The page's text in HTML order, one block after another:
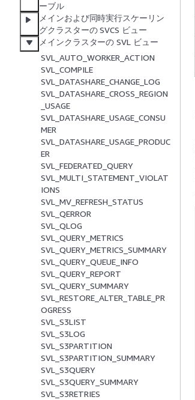
ーブル
メインおよび同時実行スケーリン
グクラスターの SVCS ビュー
メインクラスターの SVL ビュー
SVL_AUTO_WORKER_ACTION
SVL_COMPILE
SVL_DATASHARE_CHANGE_LOG
SVL_DATASHARE_CROSS_REGION
_USAGE
SVL_DATASHARE_USAGE_CONSU
MER
SVL_DATASHARE_USAGE_PRODUC
ER
SVL_FEDERATED_QUERY
SVL_MULTI_STATEMENT_VIOLAT
IONS
SVL_MV_REFRESH_STATUS
SVL_QERROR
SVL_QLOG
SVL_QUERY_METRICS
SVL_QUERY_METRICS_SUMMARY
SVL_QUERY_QUEUE_INFO
SVL_QUERY_REPORT
SVL_QUERY_SUMMARY
SVL_RESTORE_ALTER_TABLE_PR
OGRESS
SVL_S3LIST
SVL_S3LOG
SVL_S3PARTITION
SVL_S3PARTITION_SUMMARY
SVL_S3QUERY
SVL_S3QUERY_SUMMARY
SVL_S3RETRIES